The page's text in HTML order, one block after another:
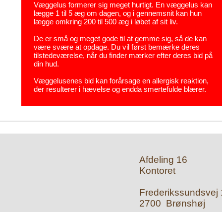
Væggelus formerer sig meget hurtigt. En væggelus kan
lægge 1 til 5 æg om dagen, og i gennemsnit kan hun
lægge omkring 200 til 500 æg i løbet af sit liv.
De er små og meget gode til at gemme sig, så de kan
være svære at opdage. Du vil først bemærke deres
tilstedeværelse, når du finder mærker efter deres bid på
din hud.
Væggelusenes bid kan forårsage en allergisk reaktion,
der resulterer i hævelse og endda smertefulde blærer.
Afdeling 16
Kontoret
Frederikssundsvej
2700 Brønshøj